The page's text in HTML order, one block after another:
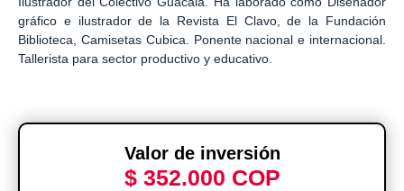
gráfico e ilustrador de la Revista El Clavo, de la Fundación
Biblioteca, Camisetas Cubica. Ponente nacional e internacional.
Tallerista para sector productivo y educativo.
Valor de inversión
$ 352.000 COP